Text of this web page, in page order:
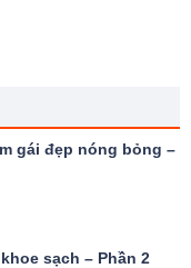
gái đẹp nóng bỏng –
sạch – Phần 2